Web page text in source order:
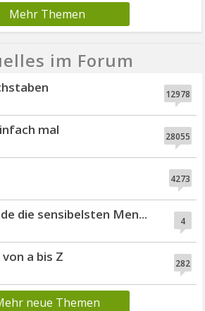
Mehr Themen
im Forum
12978
28055
mal
4273
4
die sensibelsten Men...
282
a bis Z
neue Themen